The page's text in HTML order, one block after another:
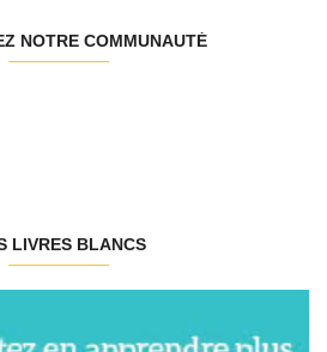
NOTRE COMMUNAUTÉ
LIVRES BLANCS